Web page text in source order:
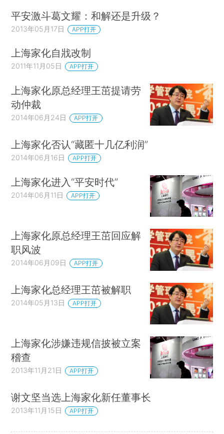
平安激斗葛文耀：和解还是升级？
2013年05月17日 APP打开
上海家化自戕改制
2011年11月05日 APP打开
上海家化原总经理王茁提请劳
动仲裁
2014年06月24日 APP打开
上海家化否认“藏匿十几亿利润”
2014年06月16日 APP打开
上海家化进入“平安时代”
2014年06月11日 APP打开
上海家化原总经理王茁回应解
职风波
2014年06月09日 APP打开
上海家化总经理王茁被解职
2014年05月13日 APP打开
上海家化涉嫌违规信披被立案
稽查
2013年11月21日 APP打开
谢文坚当选上海家化新任董事长
2013年11月15日 APP打开